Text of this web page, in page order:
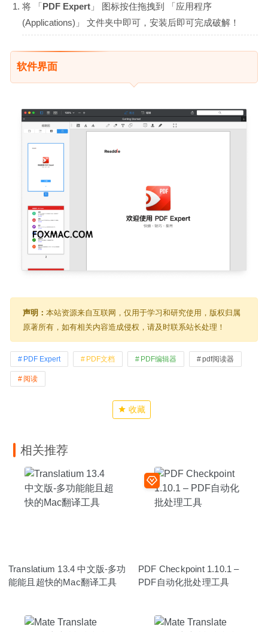
将 「PDF Expert 」 图标按住拖拽到 「应用程序
(Applications)」 文件夹中即可，安装后即可完成破解！
软件界面
声明： 本站资源来自互联网，仅用于学习和研究使用，版权归属
原著所有，如有相关内容造成侵权，请及时联系站长处理！
PDF Expert PDF文档 PDF编辑器 pdf阅读器
阅读
收藏
相关推荐
Translatium 13.4 中文版-多功
能能且超快的Mac翻译工具
PDF Checkpoint 1.10.1 –
PDF自动化批处理工具